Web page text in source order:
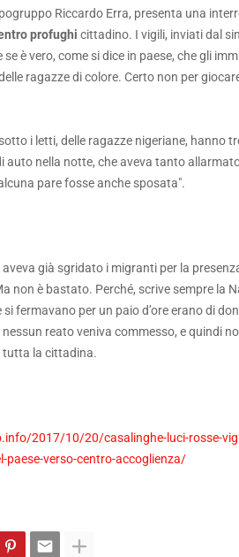
Riccardo Erra, presenta una
profughi cittadino. I vigili, inviati dal
è vero, come si dice in paese, che gli
ragazze di colore. Certo non per
i letti, delle ragazze nigeriane, hanno
auto nella notte, che aveva tanto
pare fosse anche sposata".
già sgridato i migranti per la
non è bastato. Perché, scrive sempre la
fermavano per un paio d’ore erano di
reato veniva commesso, e quindi
tutta la cittadina.
2017/10/20/casalinghe-luci-rosse-
paese-verso-centro-accoglienza/